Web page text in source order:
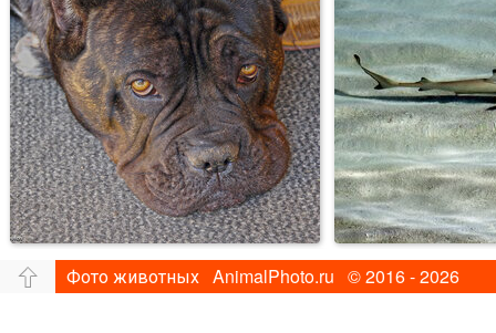
Фото животных AnimalPhoto.ru © 2016 - 2026